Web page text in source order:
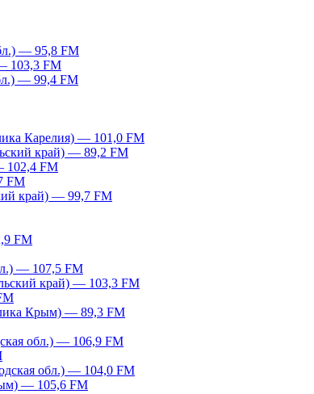
— 95,8 FM
103,3 FM
— 99,4 FM
Карелия) — 101,0 FM
край) — 89,2 FM
102,4 FM
FM
край) — 99,7 FM
FM
— 107,5 FM
край) — 103,3 FM
Крым) — 89,3 FM
обл.) — 106,9 FM
обл.) — 104,0 FM
— 105,6 FM